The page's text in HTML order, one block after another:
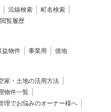
沿線検索
町名検索
覧履歴
益物件 事業用 借地
家・土地の活用方法
物件一覧
理でお悩みのオーナー様へ